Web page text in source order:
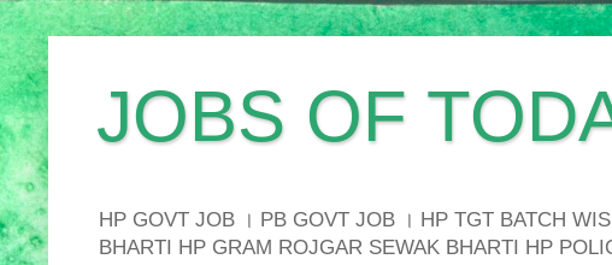
JOBS OF
HP GOVT JOB । PB GOVT JOB । HP TGT BATCH
BHARTI HP GRAM ROJGAR SEWAK BHARTI HP